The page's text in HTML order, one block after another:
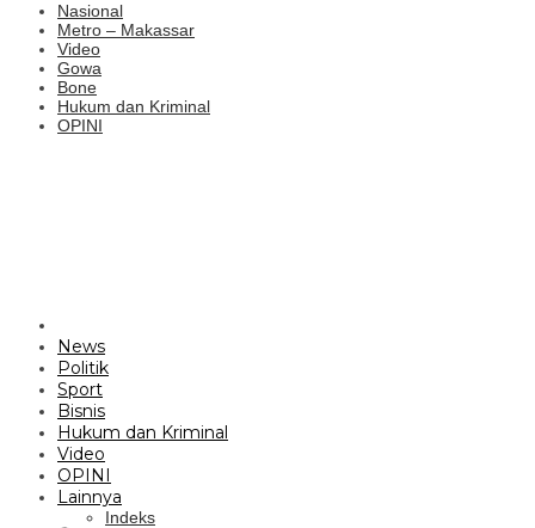
Nasional
Metro – Makassar
Video
Gowa
Bone
Hukum dan Kriminal
OPINI
News
Politik
Sport
Bisnis
Hukum dan Kriminal
Video
OPINI
Lainnya
Indeks